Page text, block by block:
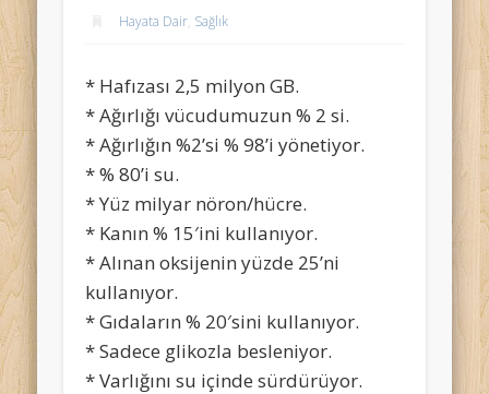
Hayata Dair, Sağlık
* Hafızası 2,5 milyon GB.
* Ağırlığı vücudumuzun % 2 si.
* Ağırlığın %2’si % 98’i yönetiyor.
* % 80’i su.
* Yüz milyar nöron/hücre.
* Kanın % 15′ini kullanıyor.
* Alınan oksijenin yüzde 25’ni
kullanıyor.
* Gıdaların % 20′sini kullanıyor.
* Sadece glikozla besleniyor.
* Varlığını su içinde sürdürüyor.